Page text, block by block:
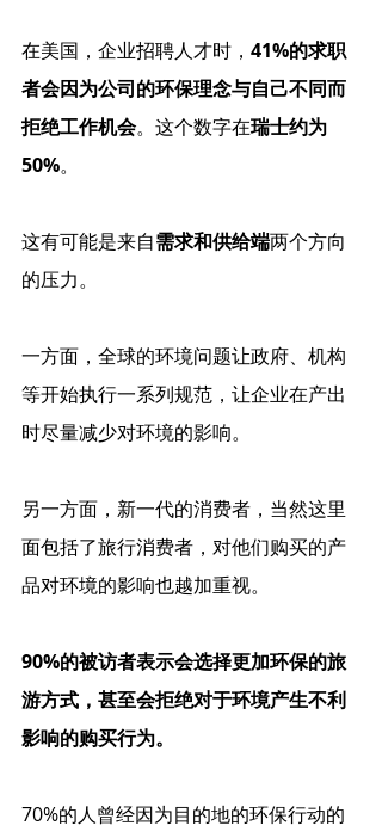
在美国，企业招聘人才时， 41%的求职
者会因为公司的环保理念与自己不同而
拒绝工作机会。这个数字在瑞士约为
50%。
这有可能是来自需求和供给端两个方向
的压力。
一方面，全球的环境问题让政府、机构
等开始执行一系列规范，让企业在产出
时尽量减少对环境的影响。
另一方面，新一代的消费者，当然这里
面包括了旅行消费者，对他们购买的产
品对环境的影响也越加重视。
90%的被访者表示会选择更加环保的旅
游方式，甚至会拒绝对于环境产生不利
影响的购买行为。
70%的人曾经因为目的地的环保行动的